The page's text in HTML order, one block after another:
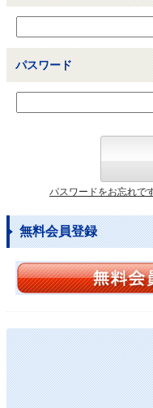
パスワード
パスワードをお忘れで
無料会員登録